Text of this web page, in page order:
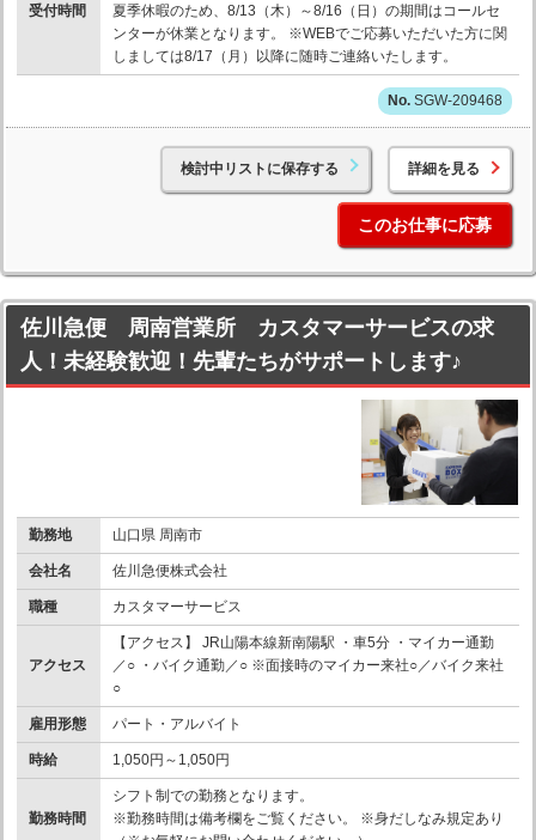
受付時間
夏季休暇のため、8/13（木）～8/16（日）の期間はコールセ
ンターが休業となります。 ※WEBでご応募いただいた方に関
しましては8/17（月）以降に随時ご連絡いたします。
SGW-209468
検討中リストに保存する 詳細を見る
このお仕事に応募
佐川急便 周南営業所 カスタマーサービスの求
人！未経験歓迎！先輩たちがサポートします♪
勤務地 山口県 周南市
会社名 佐川急便株式会社
職種 カスタマーサービス
アクセス
【アクセス】 JR山陽本線新南陽駅 ・車5分 ・マイカー通勤
／○ ・バイク通勤／○ ※面接時のマイカー来社○／バイク来社
○
雇用形態 パート・アルバイト
時給 1,050円～1,050円
勤務時間
シフト制での勤務となります。
※勤務時間は備考欄をご覧ください。 ※身だしなみ規定あり